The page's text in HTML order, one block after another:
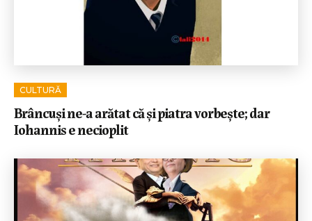
CULTURĂ
Brâncuși ne-a arătat că și piatra vorbește; dar
Iohannis e necioplit